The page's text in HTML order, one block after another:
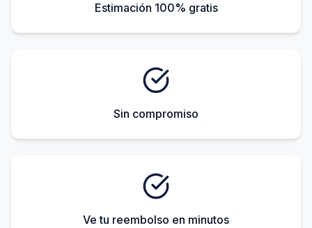
Estimación 100% gratis
Sin compromiso
Ve tu reembolso en minutos